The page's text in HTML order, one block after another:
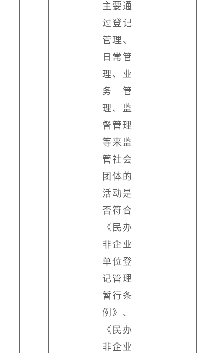
主要通
过登记
管理、
日常管
理、业
务管
理、监
督管理
等来监
管社会
团体的
活动是
否符合
《民办
非企业
单位登
记管理
暂行条
例》、
《民办
非企业